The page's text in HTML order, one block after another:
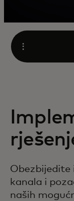
Open
Obezbijedite
kanala i
naših